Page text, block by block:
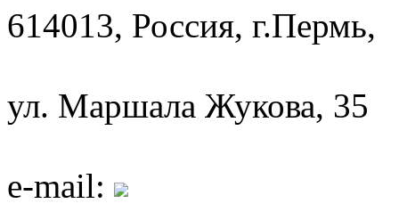
614013, Россия, г.Пермь,
ул. Маршала Жукова, 35
e-mail: